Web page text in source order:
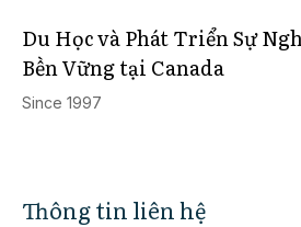
Du Học và Phát Triển Sự
Bền Vững tại Canada
Since 1997
Thông tin liên hệ